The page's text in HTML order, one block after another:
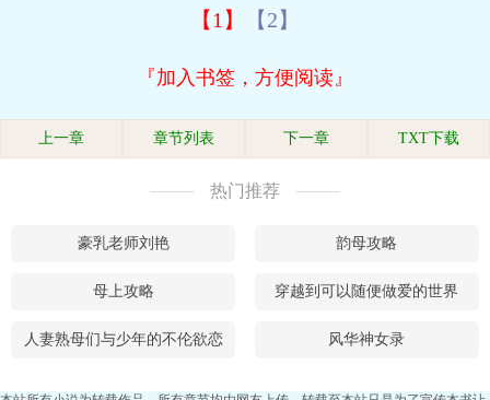
【1】 【2】
『加入书签，方便阅读』
上一章 章节列表 下一章 TXT下载
热门推荐
豪乳老师刘艳 韵母攻略
母上攻略 穿越到可以随便做爱的世界
人妻熟母们与少年的不伦欲恋 风华神女录